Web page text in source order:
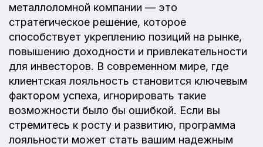
металлоломной компании — это
стратегическое решение, которое
способствует укреплению позиций на рынке,
повышению доходности и привлекательности
для инвесторов. В современном мире, где
клиентская лояльность становится ключевым
фактором успеха, игнорировать такие
возможности было бы ошибкой. Если вы
стремитесь к росту и развитию, программа
лояльности может стать вашим надежным